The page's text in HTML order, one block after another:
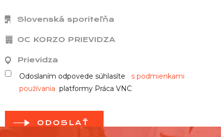
Slovenská sporiteľňa
OC KORZO PRIEVIDZA
Prievidza
Odoslaním odpovede súhlasíte s podmienkami
používania platformy Práca VNC
ODOSLAŤ